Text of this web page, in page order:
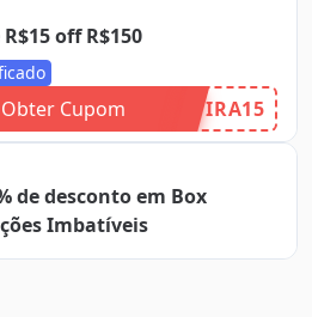
off R$150
Obter Cupom IRA15
de desconto em Box
Imbatíveis